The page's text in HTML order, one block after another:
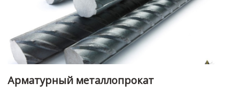
Арматурный металлопрокат